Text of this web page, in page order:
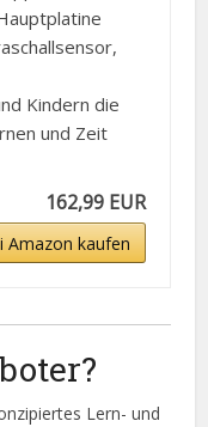
Kindern die
und Zeit
162,99 EUR
Amazon kaufen
Lern- und